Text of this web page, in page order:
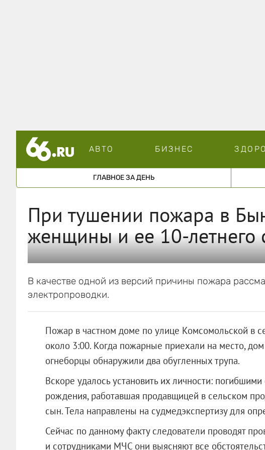
АВТО БИЗНЕС
ГЛАВНОЕ ЗА ДЕНЬ
При тушении пожара в
женщины и ее 10-летнего
В качестве одной из версий причины пожара
электропроводки.
Пожар в частном доме по улице Комсомольской в
около 3:00. Когда пожарные приехали на место,
огнеборцы обнаружили два обугленных трупа.
Вскоре удалось установить их личности:
рождения, работавшая продавщицей в сельском
сын. Тела направлены на судмедэкспертизу для
Сейчас по данному факту следователи проводят
и сотрудниками МЧС они выясняют все